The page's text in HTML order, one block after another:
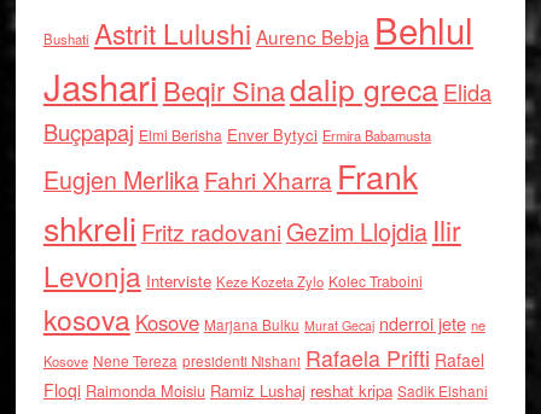
Bushati Astrit Lulushi Aurenc Bebja Behlul
Jashari Beqir Sinadalip grecaElida
Buçpapaj Elmi Berisha Enver Bytyci Ermira Babamusta
Eugjen MerlikaFahri Xharra Frank
shkreli Fritz radovaniGezim Llojdia Ilir
Levonja Interviste Keze Kozeta Zylo Kolec Traboini
kosova Kosove Marjana Bulku Murat Gecaj nderroi jete ne
Kosove Nene Tereza presidenti Nishani Rafaela Prifti Rafael
Floqi Raimonda Moisiu Ramiz Lushaj reshat kripa Sadik Elshani